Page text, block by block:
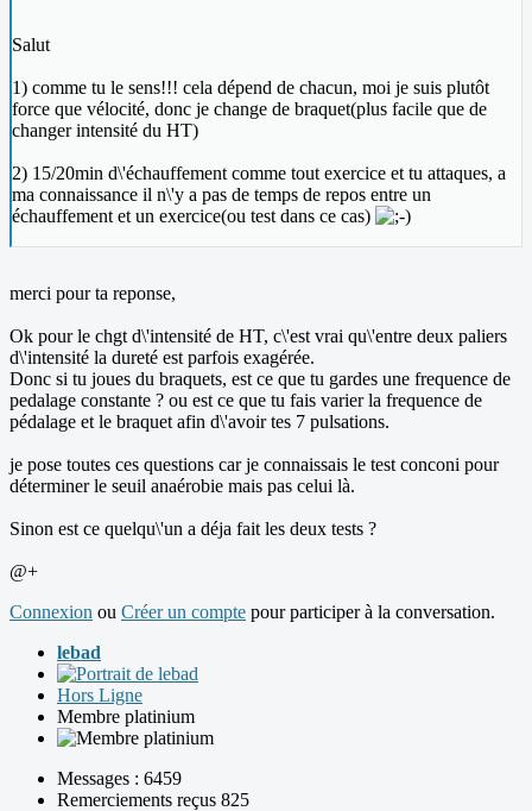
Salut
1) comme tu le sens!!! cela dépend de chacun, moi je suis plutôt
force que vélocité, donc je change de braquet(plus facile que de
changer intensité du HT)
2) 15/20min d\'échauffement comme tout exercice et tu attaques, a
ma connaissance il n\'y a pas de temps de repos entre un
échauffement et un exercice(ou test dans ce cas)
merci pour ta reponse,
Ok pour le chgt d\'intensité de HT, c\'est vrai qu\'entre deux paliers
d\'intensité la dureté est parfois exagérée.
Donc si tu joues du braquets, est ce que tu gardes une frequence de
pedalage constante ? ou est ce que tu fais varier la frequence de
pédalage et le braquet afin d\'avoir tes 7 pulsations.
je pose toutes ces questions car je connaissais le test conconi pour
déterminer le seuil anaérobie mais pas celui là.
Sinon est ce quelqu\'un a déja fait les deux tests ?
@+
Connexion ou Créer un compte pour participer à la conversation.
lebad
Hors Ligne
Membre platinium
Messages : 6459
Remerciements reçus 825